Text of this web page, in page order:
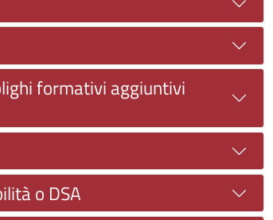
formativi aggiuntivi
o DSA